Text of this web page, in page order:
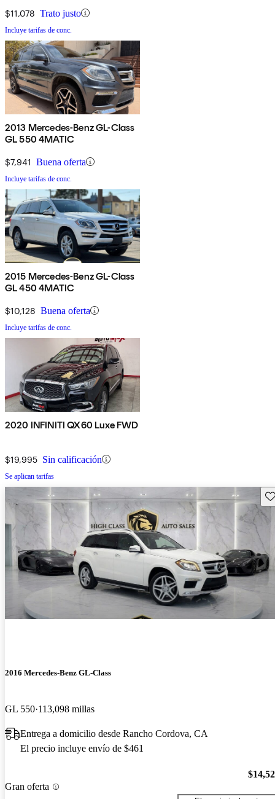
$11,078 Trato justo
Incluye tarifas de conc.
2013 Mercedes-Benz GL-Class
GL 550 4MATIC
$7,941 Buena oferta
Incluye tarifas de conc.
2015 Mercedes-Benz GL-Class
GL 450 4MATIC
$10,128 Buena oferta
Incluye tarifas de conc.
2020 INFINITI QX60 Luxe FWD
$19,995 Sin calificación
Se aplican tarifas
2016 Mercedes-Benz GL-Class
GL 550 113,098 millas
Entrega a domicilio desde Rancho Cordova, CA
El precio incluye envío de $461
Gran oferta